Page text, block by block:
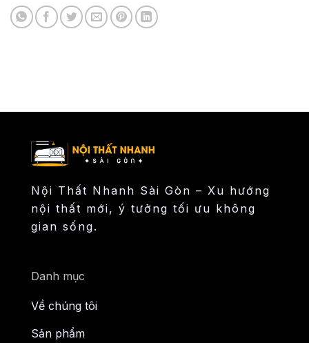
Nội Thất Nhanh Sài Gòn – Xu hướng
nội thất mới, ý tưởng tối ưu không
gian sống.
Danh mục
Về chúng tôi
Sản phẩm